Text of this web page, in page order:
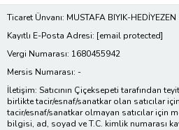
Ticaret Ünvanı: MUSTAFA BIYIK-HEDİYEZEN
Kayıtlı E-Posta Adresi: [email protected]
Vergi Numarası: 1680455942
Mersis Numarası: -
İletişim: Satıcının Çiçeksepeti tarafından
birlikte tacir/esnaf/sanatkar olan satıcılar
tacir/esnaf/sanatkar olmayan satıcılar için
bilgisi, ad, soyad ve T.C. kimlik numarası